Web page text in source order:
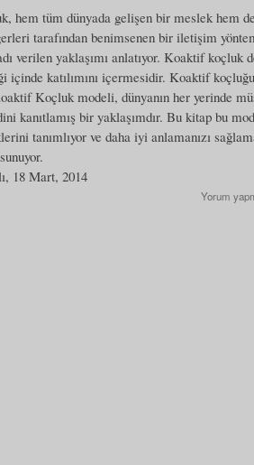
hem tüm dünyada gelişen bir meslek hem
tarafından benimsenen bir iletişim
verilen yaklaşımı anlatıyor. Koaktif koçluk
içinde katılımını içermesidir. Koaktif
Koçluk modeli, dünyanın her yerinde
kanıtlamış bir yaklaşımdır. Bu kitap bu
tanımlıyor ve daha iyi anlamanızı
18 Mart, 2014
Yorum